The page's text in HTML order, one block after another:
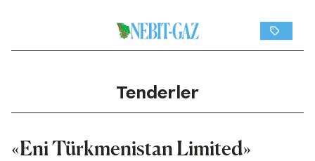
Tenderler
«Eni Türkmenistan Limited»